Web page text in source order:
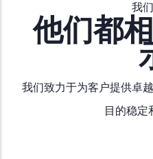
我
他们都
我们致力于为客户提供卓
目的稳定